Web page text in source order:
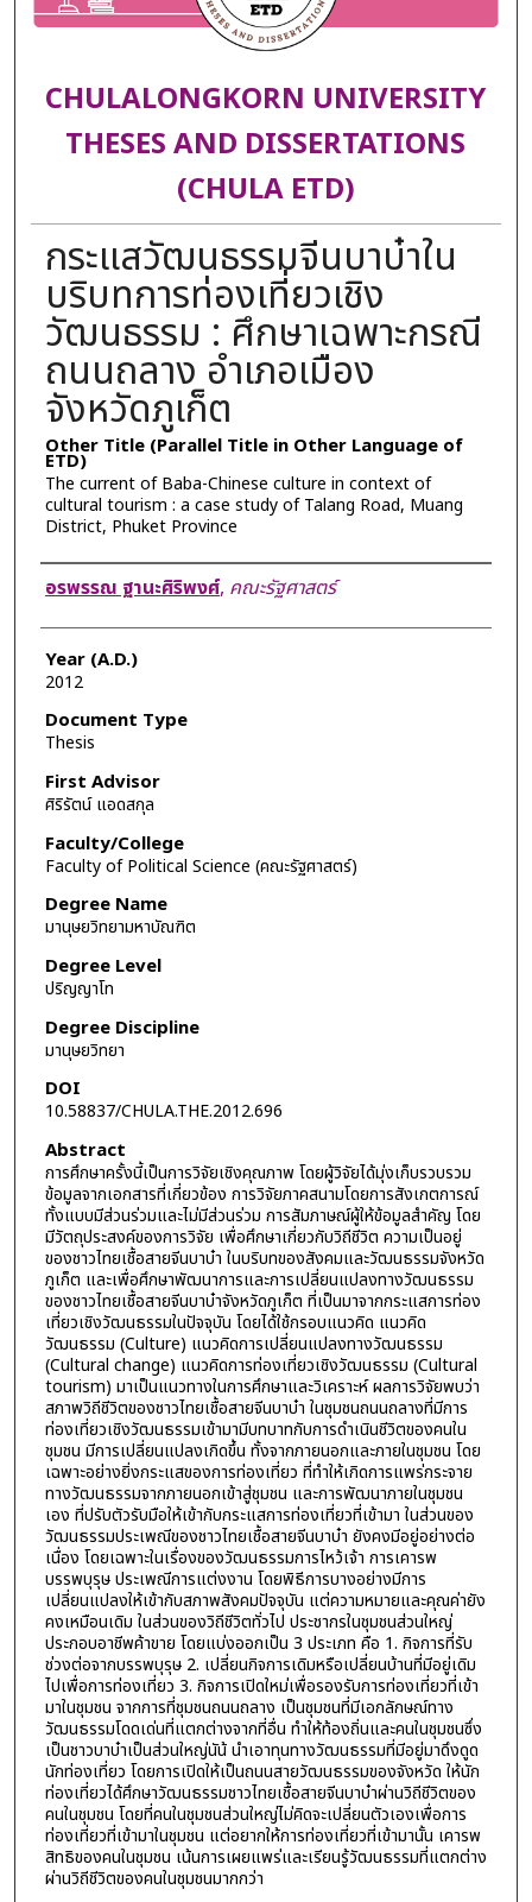
CHULALONGKORN UNIVERSITY
THESES AND DISSERTATIONS
(CHULA ETD)
กระแสวัฒนธรรมจีนบาบ๋าใน
บริบทการท่องเที่ยวเชิง
วัฒนธรรม : ศึกษาเฉพาะกรณี
ถนนถลาง อำเภอเมือง
จังหวัดภูเก็ต
Other Title (Parallel Title in Other Language of
ETD)
The current of Baba-Chinese culture in context of
cultural tourism : a case study of Talang Road, Muang
District, Phuket Province
Author
อรพรรณ ฐานะศิริพงศ์, คณะรัฐศาสตร์
Year (A.D.)
2012
Document Type
Thesis
First Advisor
ศิริรัตน์ แอดสกุล
Faculty/College
Faculty of Political Science (คณะรัฐศาสตร์)
Degree Name
มานุษยวิทยามหาบัณฑิต
Degree Level
ปริญญาโท
Degree Discipline
มานุษยวิทยา
DOI
10.58837/CHULA.THE.2012.696
Abstract
การศึกษาครั้งนี้เป็นการวิจัยเชิงคุณภาพ โดยผู้วิจัยได้มุ่งเก็บรวบรวม
ข้อมูลจากเอกสารที่เกี่ยวข้อง การวิจัยภาคสนามโดยการสังเกตการณ์
ทั้งแบบมีส่วนร่วมและไม่มีส่วนร่วม การสัมภาษณ์ผู้ให้ข้อมูลสำคัญ โดย
มีวัตถุประสงค์ของการวิจัย เพื่อศึกษาเกี่ยวกับวิถีชีวิต ความเป็นอยู่
ของชาวไทยเชื้อสายจีนบาบ๋า ในบริบทของสังคมและวัฒนธรรมจังหวัด
ภูเก็ต และเพื่อศึกษาพัฒนาการและการเปลี่ยนแปลงทางวัฒนธรรม
ของชาวไทยเชื้อสายจีนบาบ๋าจังหวัดภูเก็ต ที่เป็นมาจากกระแสการท่อง
เที่ยวเชิงวัฒนธรรมในปัจจุบัน โดยได้ใช้กรอบแนวคิด แนวคิด
วัฒนธรรม (Culture) แนวคิดการเปลี่ยนแปลงทางวัฒนธรรม
(Cultural change) แนวคิดการท่องเที่ยวเชิงวัฒนธรรม (Cultural
tourism) มาเป็นแนวทางในการศึกษาและวิเคราะห์ ผลการวิจัยพบว่า
สภาพวิถีชีวิตของชาวไทยเชื้อสายจีนบาบ๋า ในชุมชนถนนถลางที่มีการ
ท่องเที่ยวเชิงวัฒนธรรมเข้ามามีบทบาทกับการดำเนินชีวิตของคนใน
ชุมชน มีการเปลี่ยนแปลงเกิดขึ้น ทั้งจากภายนอกและภายในชุมชน โดย
เฉพาะอย่างยิ่งกระแสของการท่องเที่ยว ที่ทำให้เกิดการแพร่กระจาย
ทางวัฒนธรรมจากภายนอกเข้าสู่ชุมชน และการพัฒนาภายในชุมชน
เอง ที่ปรับตัวรับมือให้เข้ากับกระแสการท่องเที่ยวที่เข้ามา ในส่วนของ
วัฒนธรรมประเพณีของชาวไทยเชื้อสายจีนบาบ๋า ยังคงมีอยู่อย่างต่อ
เนื่อง โดยเฉพาะในเรื่องของวัฒนธรรมการไหว้เจ้า การเคารพ
บรรพบุรุษ ประเพณีการแต่งงาน โดยพิธีการบางอย่างมีการ
เปลี่ยนแปลงให้เข้ากับสภาพสังคมปัจจุบัน แต่ความหมายและคุณค่ายัง
คงเหมือนเดิม ในส่วนของวิถีชีวิตทั่วไป ประชากรในชุมชนส่วนใหญ่
ประกอบอาชีพค้าขาย โดยแบ่งออกเป็น 3 ประเภท คือ 1. กิจการที่รับ
ช่วงต่อจากบรรพบุรุษ 2. เปลี่ยนกิจการเดิมหรือเปลี่ยนบ้านที่มีอยู่เดิม
ไปเพื่อการท่องเที่ยว 3. กิจการเปิดใหม่เพื่อรองรับการท่องเที่ยวที่เข้า
มาในชุมชน จากการที่ชุมชนถนนถลาง เป็นชุมชนที่มีเอกลักษณ์ทาง
วัฒนธรรมโดดเด่นที่แตกต่างจากที่อื่น ทำให้ท้องถิ่นและคนในชุมชนซึ่ง
เป็นชาวบาบ๋าเป็นส่วนใหญ่นัน้ นำเอาทุนทางวัฒนธรรมที่มีอยู่มาดึงดูด
นักท่องเที่ยว โดยการเปิดให้เป็นถนนสายวัฒนธรรมของจังหวัด ให้นัก
ท่องเที่ยวได้ศึกษาวัฒนธรรมชาวไทยเชื้อสายจีนบาบ๋าผ่านวิถีชีวิตของ
คนในชุมชน โดยที่คนในชุมชนส่วนใหญ่ไม่คิดจะเปลี่ยนตัวเองเพื่อการ
ท่องเที่ยวที่เข้ามาในชุมชน แต่อยากให้การท่องเที่ยวที่เข้ามานั้น เคารพ
สิทธิของคนในชุมชน เน้นการเผยแพร่และเรียนรู้วัฒนธรรมที่แตกต่าง
ผ่านวิถีชีวิตของคนในชุมชนมากกว่า